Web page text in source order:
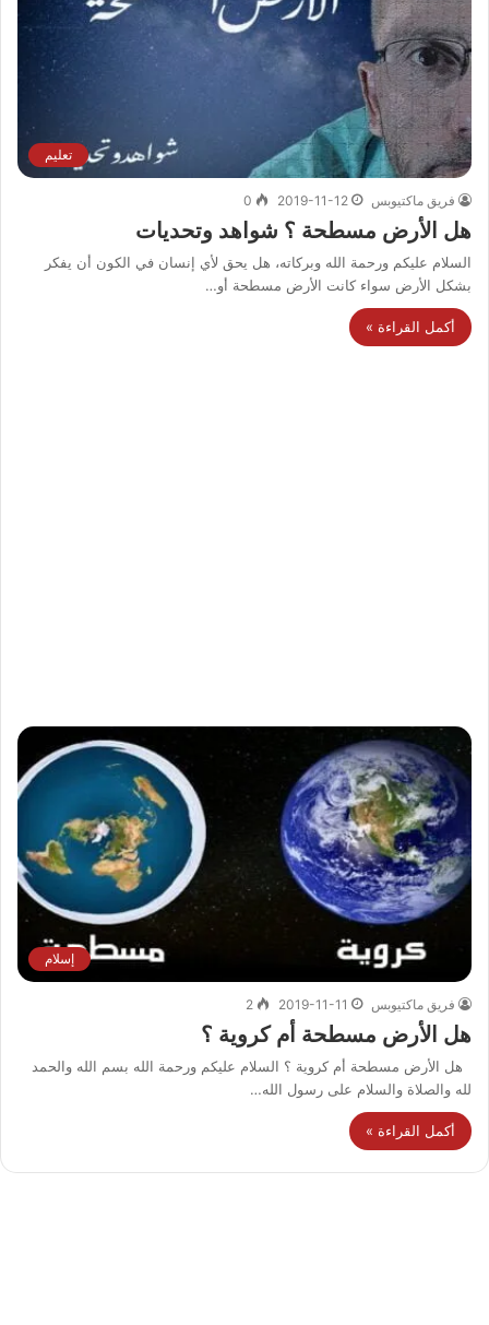
تعليم
فريق ماكتيوبس 2019-11-12
0
هل الأرض مسطحة ؟ شواهد وتحديات
السلام عليكم ورحمة الله وبركاته، هل يحق لأي إنسان في الكون أن يفكر
بشكل الأرض سواء كانت الأرض مسطحة أو…
أكمل القراءة »
إسلام
فريق ماكتيوبس 2019-11-11
2
هل الأرض مسطحة أم كروية ؟
هل الأرض مسطحة أم كروية ؟ السلام عليكم ورحمة الله بسم الله والحمد
لله والصلاة والسلام على رسول الله…
أكمل القراءة »